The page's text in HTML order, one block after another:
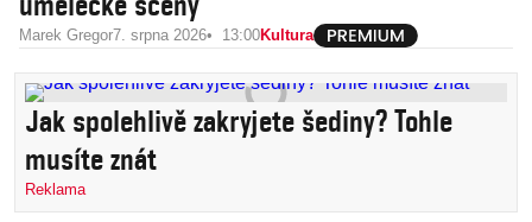
Marek Gregor7. srpna 2026 13:00Kultura
Jak spolehlivě zakryjete šediny? Tohle
musíte znát
Reklama